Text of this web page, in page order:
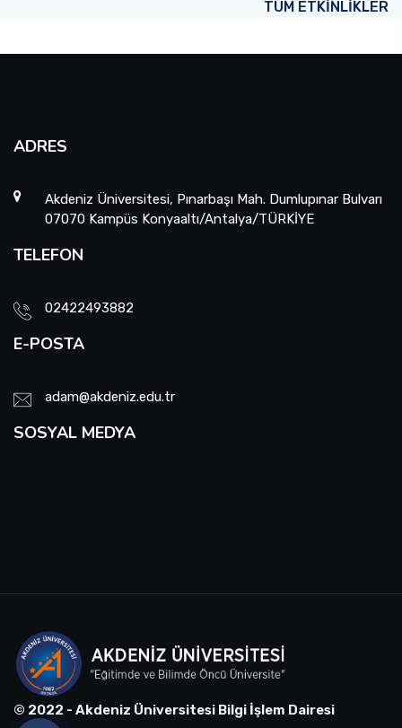
TÜM ETKİNLİKLER
ADRES
Akdeniz Üniversitesi, Pınarbaşı Mah. Dumlupınar Bulvarı
07070 Kampüs Konyaaltı/Antalya/TÜRKİYE
TELEFON
02422493882
E-POSTA
adam@akdeniz.edu.tr
SOSYAL MEDYA
© 2022 - Akdeniz Üniversitesi Bilgi İşlem Dairesi